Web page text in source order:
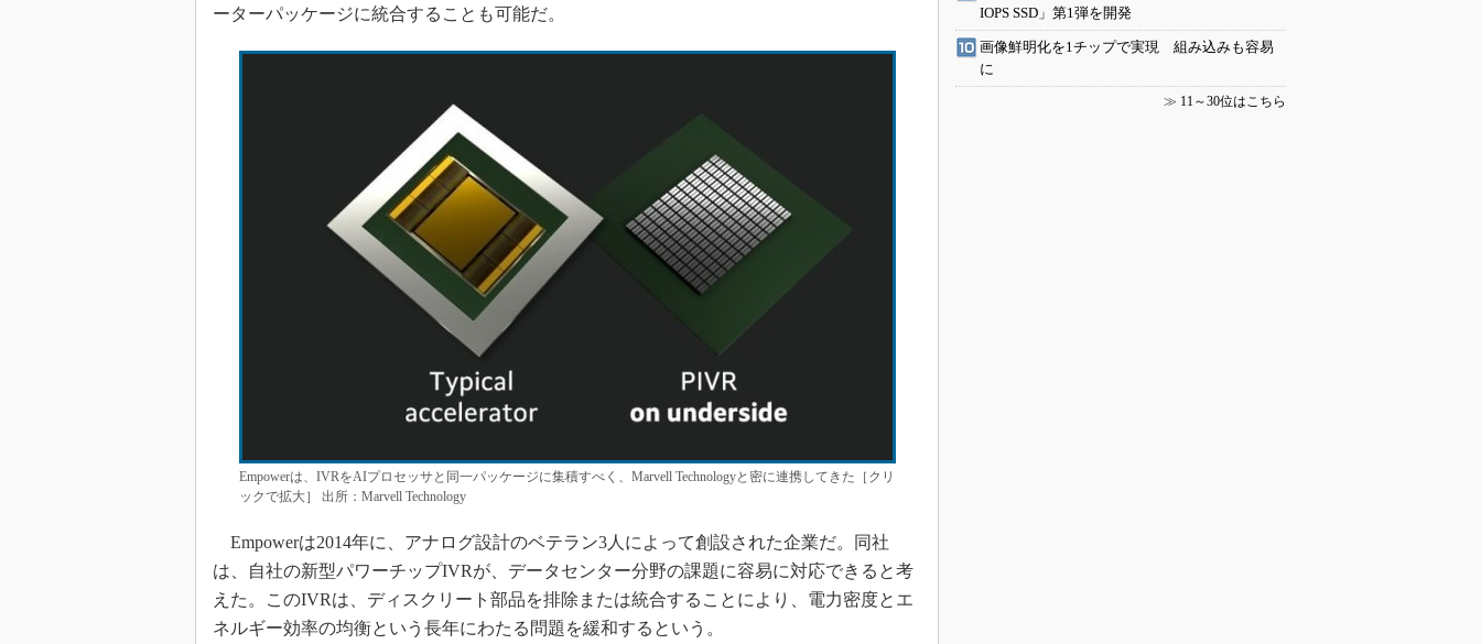
ーターパッケージに統合することも可能だ。
Empowerは、IVRをAIプロセッサと同一パッケージに集積すべく、Marvell Technologyと密に連携してきた［クリ
ックで拡大］ 出所：Marvell Technology
Empowerは2014年に、アナログ設計のベテラン3人によって創設された企業だ。同社
は、自社の新型パワーチップIVRが、データセンター分野の課題に容易に対応できると考
えた。このIVRは、ディスクリート部品を排除または統合することにより、電力密度とエ
ネルギー効率の均衡という長年にわたる問題を緩和するという。
IOPS SSD」第1弾を開発
画像鮮明化を1チップで実現 組み込みも容易
に
≫ 11～30位はこちら